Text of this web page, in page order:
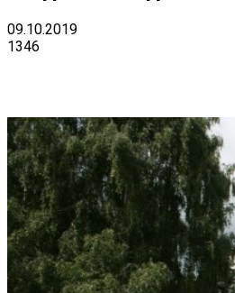
09.10.2019
1346